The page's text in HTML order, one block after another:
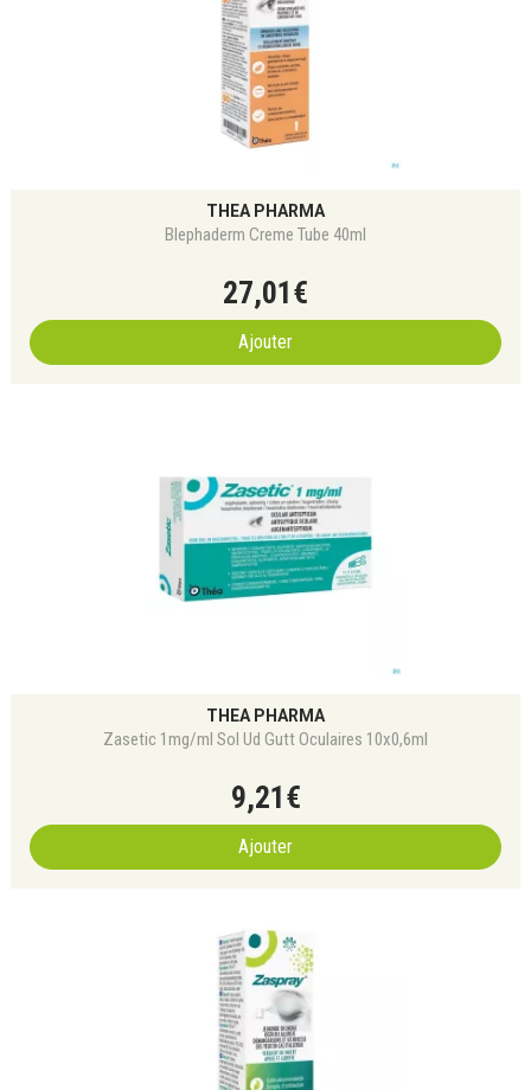
THEA PHARMA
Blephaderm Creme Tube 40ml
27,01€
Ajouter
THEA PHARMA
Zasetic 1mg/ml Sol Ud Gutt Oculaires 10x0,6ml
9,21€
Ajouter